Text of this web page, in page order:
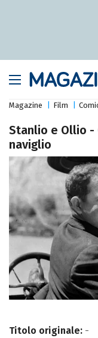
Magazine Film
Stanlio e Ollio -
naviglio
Titolo originale: -